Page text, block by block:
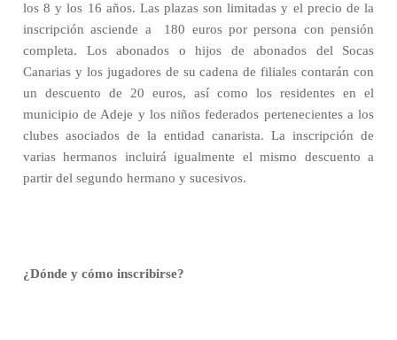
los 8 y los 16 años. Las plazas son limitadas y el precio de la
inscripción asciende a
180 euros por persona con pensión
completa. Los abonados o hijos de abonados del Socas
Canarias y los jugadores de su cadena de filiales contarán con
un descuento de 20 euros, así como los residentes en el
municipio de Adeje y los niños federados pertenecientes a los
clubes asociados de la entidad canarista. La inscripción de
varias hermanos incluirá igualmente el mismo descuento a
partir del segundo hermano y sucesivos.
¿Dónde y cómo inscribirse?